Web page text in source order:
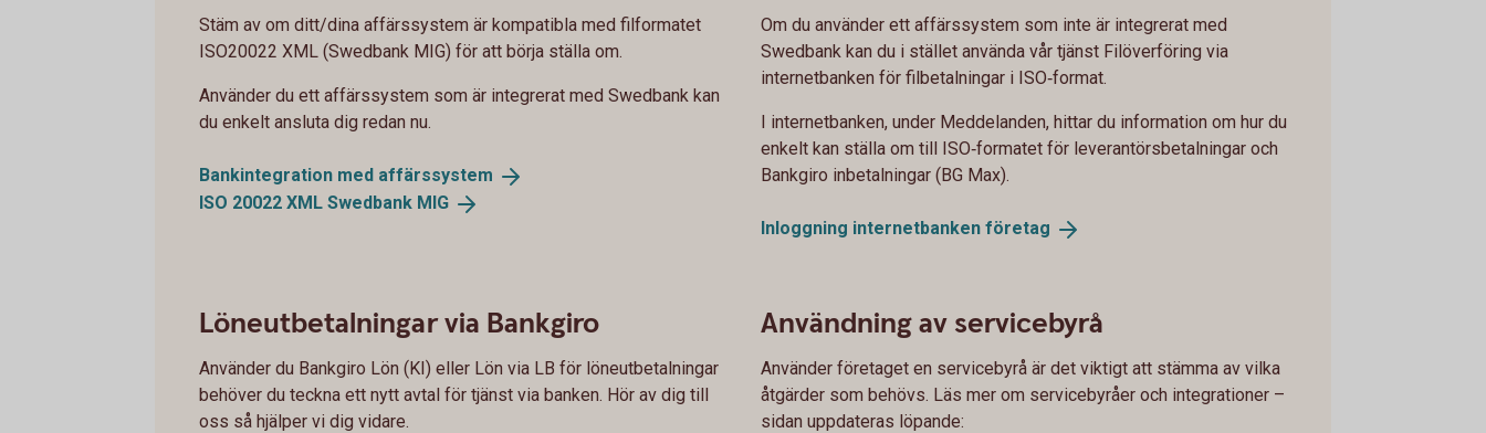
Stäm av om ditt/dina affärssystem är kompatibla med filformatet
ISO20022 XML (Swedbank MIG) för att börja ställa om.
Använder du ett affärssystem som är integrerat med Swedbank kan
du enkelt ansluta dig redan nu.
Bankintegration med affärssystem
ISO 20022 XML Swedbank MIG
Om du använder ett affärssystem som inte är integrerat med
Swedbank kan du i stället använda vår tjänst Filöverföring via
internetbanken för filbetalningar i ISO‑format.
I internetbanken, under Meddelanden, hittar du information om hur du
enkelt kan ställa om till ISO‑formatet för leverantörsbetalningar och
Bankgiro inbetalningar (BG Max).
Inloggning internetbanken företag
Löneutbetalningar via Bankgiro
Använder du Bankgiro Lön (KI) eller Lön via LB för löneutbetalningar
behöver du teckna ett nytt avtal för tjänst via banken. Hör av dig till
oss så hjälper vi dig vidare.
Användning av servicebyrå
Använder företaget en servicebyrå är det viktigt att stämma av vilka
åtgärder som behövs. Läs mer om servicebyråer och integrationer –
sidan uppdateras löpande: